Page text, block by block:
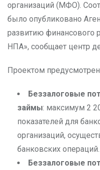
организаций (МФО).
было опубликовано
развитию финансового
НПА», сообщает центр
Проектом
Беззалоговые
займы: максимум 2
показателей для
организаций,
банковских операций.
Беззалоговые